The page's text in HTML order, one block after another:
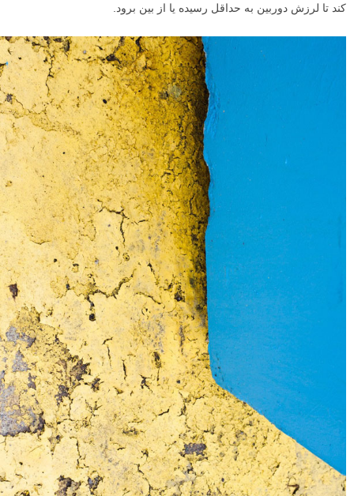
کند تا لرزش دوربین به حداقل رسیده یا از بین برود.